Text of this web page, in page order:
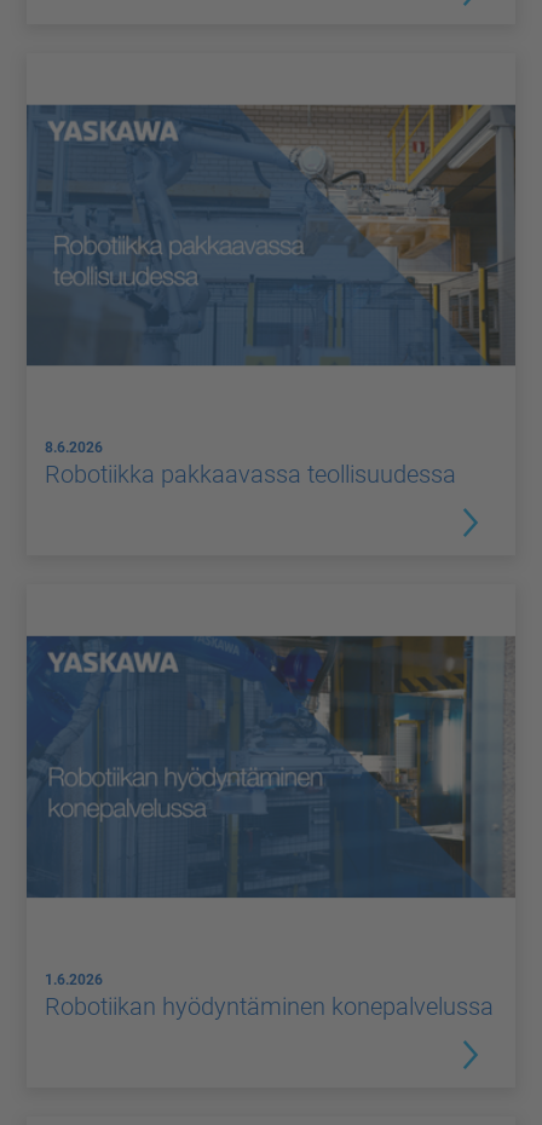
8.6.2026
Robotiikka pakkaavassa teollisuudessa
1.6.2026
Robotiikan hyödyntäminen konepalvelussa